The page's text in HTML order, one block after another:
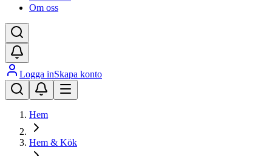
Om oss
Logga inSkapa konto
Hem
Hem & Kök